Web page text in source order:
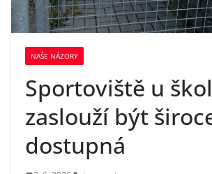
NAŠE NÁZORY
Sportoviště u
zaslouží být
dostupná